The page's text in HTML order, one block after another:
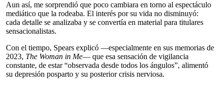
Aun así, me sorprendió que poco cambiara en torno al espectáculo
mediático que la rodeaba. El interés por su vida no disminuyó:
cada detalle se analizaba y se convertía en material para titulares
sensacionalistas.
Con el tiempo, Spears explicó —especialmente en sus memorias de
2023, The Woman in Me— que esa sensación de vigilancia
constante, de estar “observada desde todos los ángulos”, alimentó
su depresión posparto y su posterior crisis nerviosa.